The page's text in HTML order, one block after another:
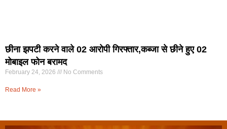
छीना झपटी करने वाले 02 आरोपी गिरफ्तार,कब्जा से छीने हुए 02
मोबाइल फोन बरामद
February 24, 2026 No Comments
Read More »